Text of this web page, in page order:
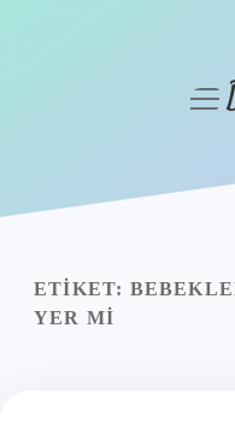
Yasal Uyarı
ETIKET:
YER MI